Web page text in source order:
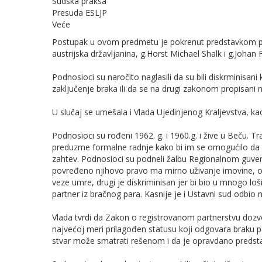
Presuda ESLJP
Veće
Postupak u ovom predmetu je pokrenut predstavkom
austrijska državljanina, g.Horst Michael Shalk i
Podnosioci su naročito naglasili da su bili
zaključenje braka ili da se na drugi zakonom propisani
U slučaj se umešala i Vlada Ujedinjenog Kraljevstva,
Podnosioci su rođeni 1962. g. i 1960.g. i žive u Beču.
preduzme formalne radnje kako bi im se omogućilo
zahtev. Podnosioci su podneli žalbu Regionalnom
povređeno njihovo pravo ma mirno uživanje imovine,
veze umre, drugi je diskriminisan jer bi bio u mnogo
partner iz bračnog para. Kasnije je i Ustavni sud odbio
Vlada tvrdi da Zakon o registrovanom partnerstvu
najvećoj meri prilagođen statusu koji odgovara braku
stvar može smatrati rešenom i da je opravdano